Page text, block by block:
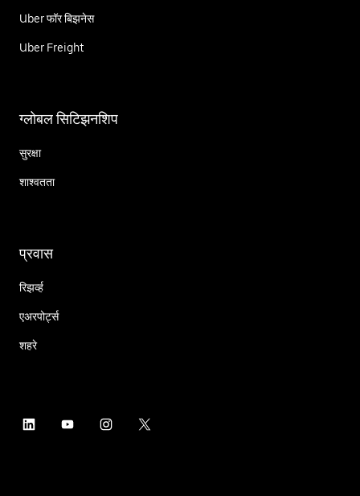
Uber फॉर बिझनेस
Uber Freight
ग्लोबल सिटिझनशिप
सुरक्षा
शाश्वतता
प्रवास
रिझर्व्ह
एअरपोर्ट्स
शहरे